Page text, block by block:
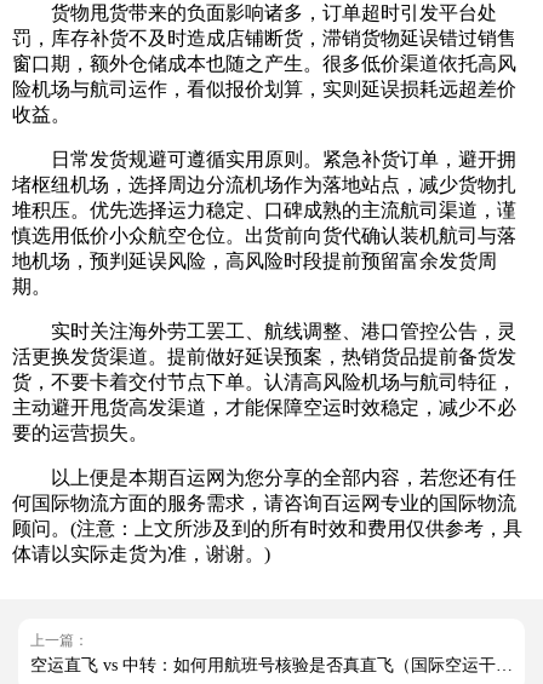
货物甩货带来的负面影响诸多，订单超时引发平台处
罚，库存补货不及时造成店铺断货，滞销货物延误错过销售
窗口期，额外仓储成本也随之产生。很多低价渠道依托高风
险机场与航司运作，看似报价划算，实则延误损耗远超差价
收益。
日常发货规避可遵循实用原则。紧急补货订单，避开拥
堵枢纽机场，选择周边分流机场作为落地站点，减少货物扎
堆积压。优先选择运力稳定、口碑成熟的主流航司渠道，谨
慎选用低价小众航空仓位。出货前向货代确认装机航司与落
地机场，预判延误风险，高风险时段提前预留富余发货周
期。
实时关注海外劳工罢工、航线调整、港口管控公告，灵
活更换发货渠道。提前做好延误预案，热销货品提前备货发
货，不要卡着交付节点下单。认清高风险机场与航司特征，
主动避开甩货高发渠道，才能保障空运时效稳定，减少不必
要的运营损失。
以上便是本期百运网为您分享的全部内容，若您还有任
何国际物流方面的服务需求，请咨询百运网专业的国际物流
顾问。(注意：上文所涉及到的所有时效和费用仅供参考，具
体请以实际走货为准，谢谢。)
上一篇：